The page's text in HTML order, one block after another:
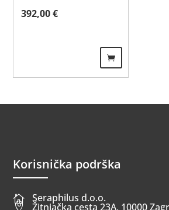
392,00€
Korisnička podrška
 Seraphilus d.o.o.
 Žitnjačka cesta 23A, 10000